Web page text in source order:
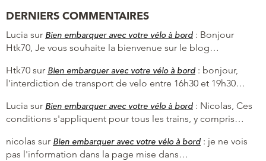
DERNIERS COMMENTAIRES
Lucia sur Bien embarquer avec votre vélo à bord : Bonjour
Htk70, Je vous souhaite la bienvenue sur le blog…
Htk70 sur Bien embarquer avec votre vélo à bord : bonjour,
l'interdiction de transport de velo entre 16h30 et 19h30…
Lucia sur Bien embarquer avec votre vélo à bord : Nicolas, Ces
conditions s'appliquent pour tous les trains, y compris…
nicolas sur Bien embarquer avec votre vélo à bord : je ne vois
pas l'information dans la page mise dans…